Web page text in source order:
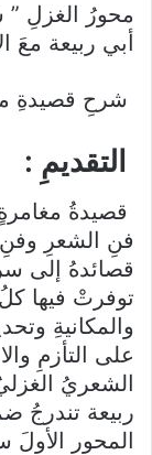
محورُ الغزلِ
أبي ربيعة معَ
شرحِ قصيدةِ
التقديمِ :
قصيدةُ
فنِ الشعرِ
قصائدهُ إلى
توفرتْ فيها كلُ
والمكانيةِ
على التأزمِ
الشعريُ
ربيعة تندرجُ
المحور الأولَ